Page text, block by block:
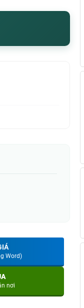
Word)
nơi